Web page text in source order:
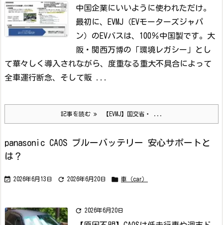
中国企業にいいように使われただけ。
最初に、EVMJ（EVモーターズジャパ
ン）のEVバスは、100％中国製です。 大
阪・関西万博の「環境レガシー」とし
て華々しく導入されながら、度重なる重大不具合によって
全車運行断念、そして販 ...
記事を読む 【EVMJ】国交省・ ...
panasonic CAOS ブルーバッテリー 安心サポートと
は？
 2026年6月13日  2026年6月20日  車（car）
 2026年6月20日